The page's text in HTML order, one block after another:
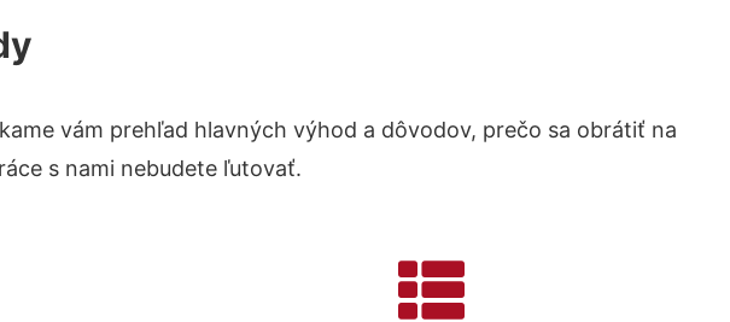
vám prehľad hlavných výhod a dôvodov, prečo sa obrátiť na
s nami nebudete ľutovať.